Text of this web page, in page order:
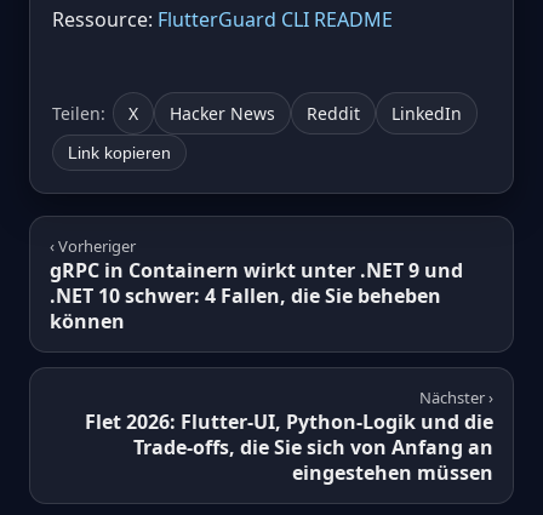
Ressource: FlutterGuard CLI README
Teilen: X Hacker News Reddit LinkedIn
Link kopieren
‹ Vorheriger
gRPC in Containern wirkt unter .NET 9 und
.NET 10 schwer: 4 Fallen, die Sie beheben
können
Nächster ›
Flet 2026: Flutter-UI, Python-Logik und die
Trade-offs, die Sie sich von Anfang an
eingestehen müssen